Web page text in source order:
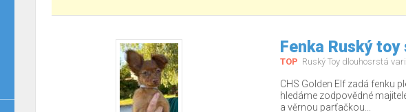
Fenka Ruský toy
TOP Ruský Toy dlouhosrstá
CHS Golden Elf zadá fenku
hledáme zodpovědné
a věrnou parťačkou...